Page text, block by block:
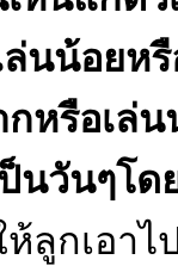
ล่นน้อยห
กหรือเล่
นวันๆโ
ห้ลูกเอา